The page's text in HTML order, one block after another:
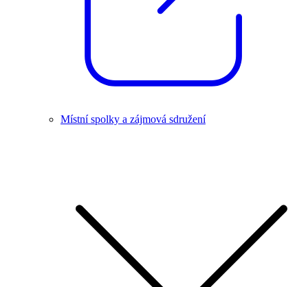
Místní spolky a zájmová sdružení